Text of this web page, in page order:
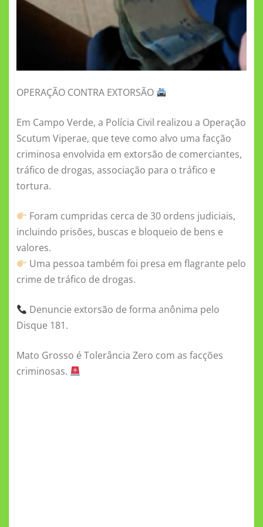
OPERAÇÃO CONTRA EXTORSÃO
Em Campo Verde, a Polícia Civil realizou a Operação
Scutum Viperae, que teve como alvo uma facção
criminosa envolvida em extorsão de comerciantes,
tráfico de drogas, associação para o tráfico e
tortura.
Foram cumpridas cerca de 30 ordens judiciais,
incluindo prisões, buscas e bloqueio de bens e
valores.
Uma pessoa também foi presa em flagrante pelo
crime de tráfico de drogas.
Denuncie extorsão de forma anônima pelo
Disque 181.
Mato Grosso é Tolerância Zero com as facções
criminosas.